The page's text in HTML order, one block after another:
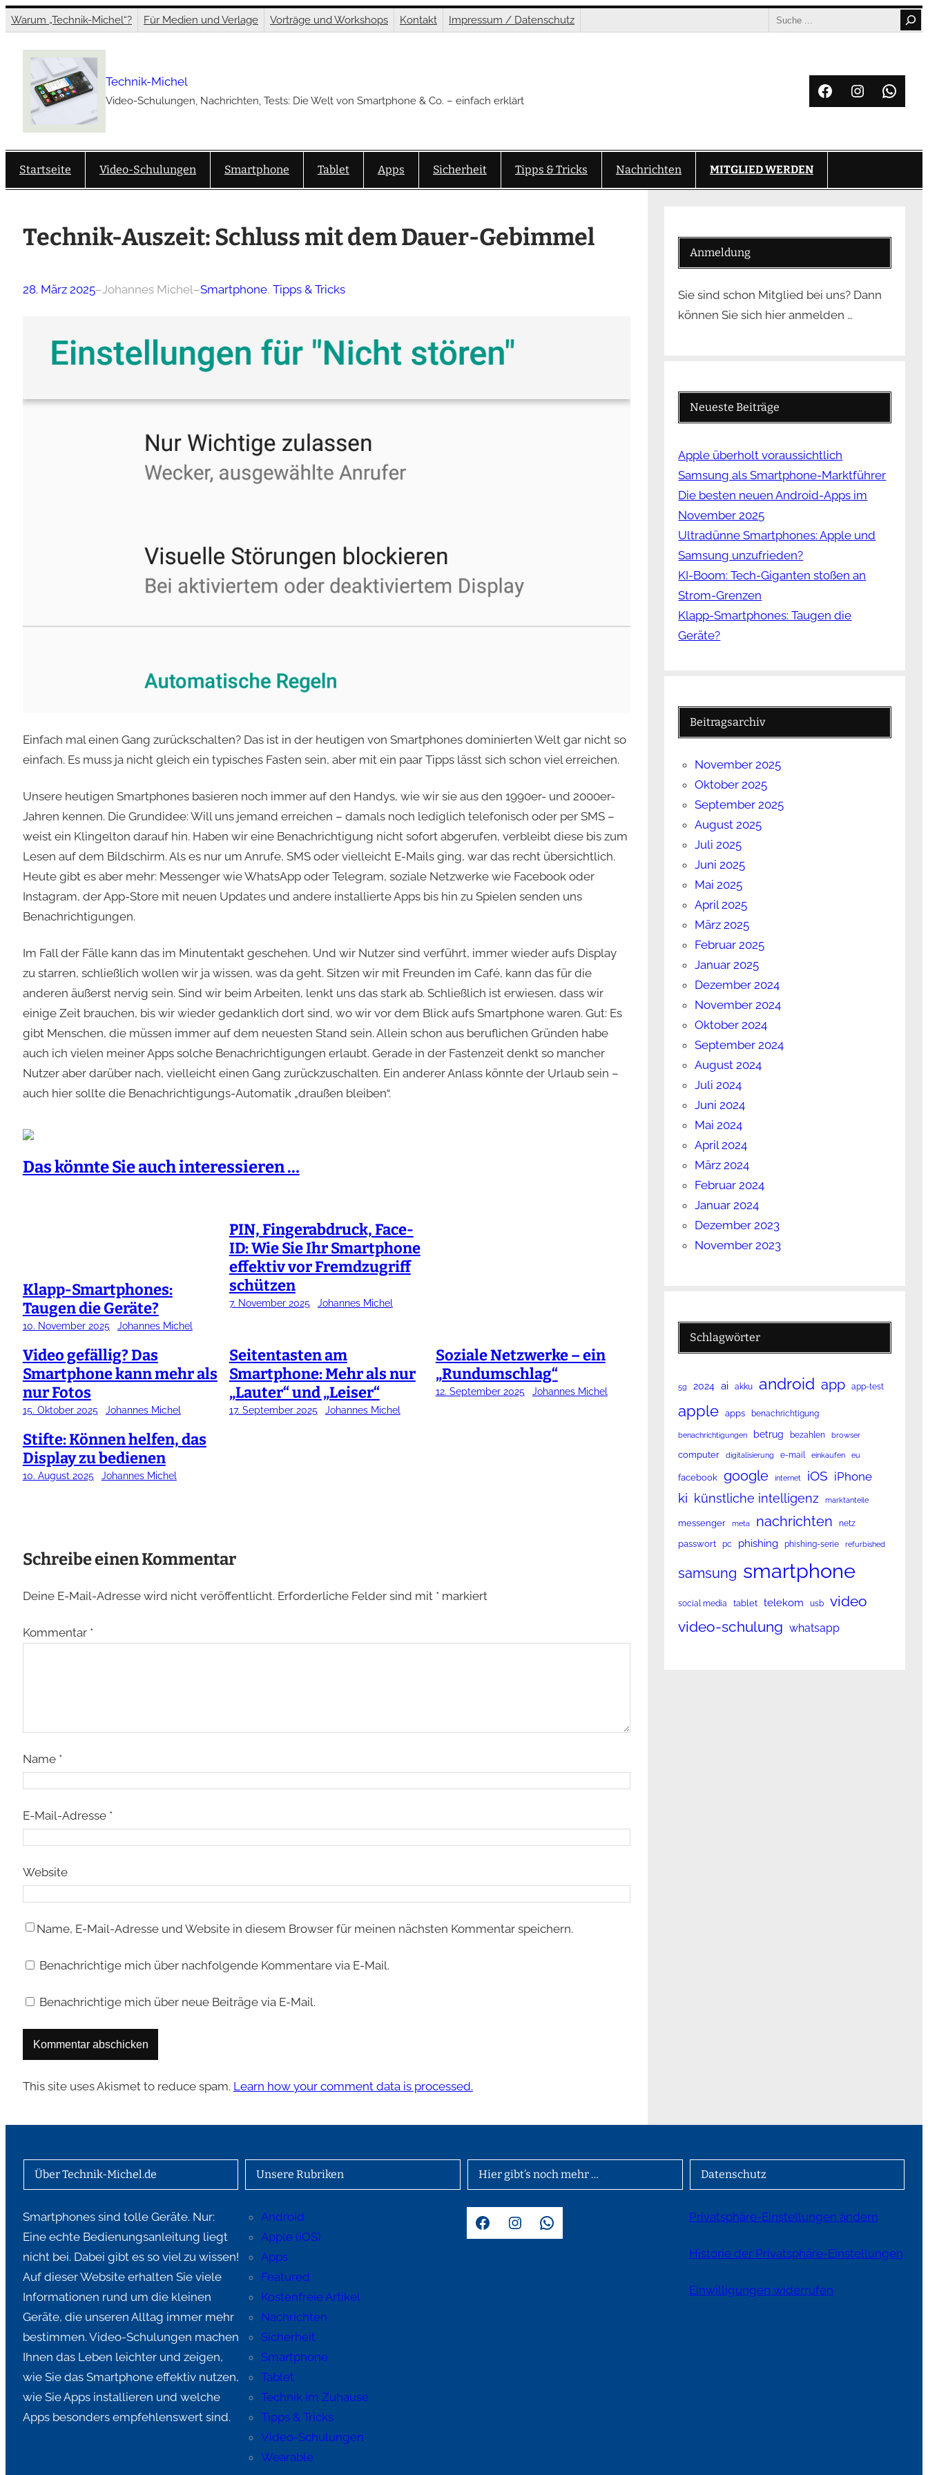
Zum
Inhalt
springen
Warum „Technik-Michel“? Für Medien und Verlage Vorträge und Workshops Kontakt Impressum / Datenschutz Search
Technik-Michel
Video-Schulungen, Nachrichten, Tests: Die Welt von Smartphone & Co. – einfach erklärt
Facebook
Instagram
Startseite Video-Schulungen Smartphone Tablet Apps Sicherheit Tipps & Tricks Nachrichten MITGLIED WERDEN
Technik-Auszeit: Schluss mit dem Dauer-Gebimmel
28. März 2025–Johannes Michel–Smartphone, Tipps & Tricks
Einfach mal einen Gang zurückschalten? Das ist in der heutigen von Smartphones dominierten Welt gar nicht so
einfach. Es muss ja nicht gleich ein typisches Fasten sein, aber mit ein paar Tipps lässt sich schon viel erreichen.
Unsere heutigen Smartphones basieren noch immer auf den Handys, wie wir sie aus den 1990er- und 2000er-
Jahren kennen. Die Grundidee: Will uns jemand erreichen – damals noch lediglich telefonisch oder per SMS –
weist ein Klingelton darauf hin. Haben wir eine Benachrichtigung nicht sofort abgerufen, verbleibt diese bis zum
Lesen auf dem Bildschirm. Als es nur um Anrufe, SMS oder vielleicht E-Mails ging, war das recht übersichtlich.
Heute gibt es aber mehr: Messenger wie WhatsApp oder Telegram, soziale Netzwerke wie Facebook oder
Instagram, der App-Store mit neuen Updates und andere installierte Apps bis hin zu Spielen senden uns
Benachrichtigungen.
Im Fall der Fälle kann das im Minutentakt geschehen. Und wir Nutzer sind verführt, immer wieder aufs Display
zu starren, schließlich wollen wir ja wissen, was da geht. Sitzen wir mit Freunden im Café, kann das für die
anderen äußerst nervig sein. Sind wir beim Arbeiten, lenkt uns das stark ab. Schließlich ist erwiesen, dass wir
einige Zeit brauchen, bis wir wieder gedanklich dort sind, wo wir vor dem Blick aufs Smartphone waren. Gut: Es
gibt Menschen, die müssen immer auf dem neuesten Stand sein. Allein schon aus beruflichen Gründen habe
auch ich vielen meiner Apps solche Benachrichtigungen erlaubt. Gerade in der Fastenzeit denkt so mancher
Nutzer aber darüber nach, vielleicht einen Gang zurückzuschalten. Ein anderer Anlass könnte der Urlaub sein –
auch hier sollte die Benachrichtigungs-Automatik „draußen bleiben“.
Das könnte Sie auch interessieren …
Klapp-Smartphones:
Taugen die Geräte?
10. November 2025 Johannes Michel
PIN, Fingerabdruck, Face-
ID: Wie Sie Ihr Smartphone
effektiv vor Fremdzugriff
schützen
7. November 2025 Johannes Michel
Video gefällig? Das
Smartphone kann mehr als
nur Fotos
15. Oktober 2025 Johannes Michel
Seitentasten am
Smartphone: Mehr als nur
„Lauter“ und „Leiser“
17. September 2025 Johannes Michel
Soziale Netzwerke – ein
„Rundumschlag“
12. September 2025 Johannes Michel
Stifte: Können helfen, das
Display zu bedienen
10. August 2025 Johannes Michel
Schreibe einen Kommentar
Deine E-Mail-Adresse wird nicht veröffentlicht. Erforderliche Felder sind mit *markiert
Kommentar *
Name *
E-Mail-Adresse *
Website
Name, E-Mail-Adresse und Website in diesem Browser für meinen nächsten Kommentar speichern.
Benachrichtige mich über nachfolgende Kommentare via E-Mail.
Benachrichtige mich über neue Beiträge via E-Mail.
This site uses Akismet to reduce spam. Learn how your comment data is processed.
Anmeldung
Sie sind schon Mitglied bei uns? Dann
können Sie sich hier anmelden …
Neueste Beiträge
Apple überholt voraussichtlich
Samsung als Smartphone-Marktführer
Die besten neuen Android-Apps im
November 2025
Ultradünne Smartphones: Apple und
Samsung unzufrieden?
KI-Boom: Tech-Giganten stoßen an
Strom-Grenzen
Klapp-Smartphones: Taugen die
Geräte?
Beitragsarchiv
November 2025
Oktober 2025
September 2025
August 2025
Juli 2025
Juni 2025
Mai 2025
April 2025
März 2025
Februar 2025
Januar 2025
Dezember 2024
November 2024
Oktober 2024
September 2024
August 2024
Juli 2024
Juni 2024
Mai 2024
April 2024
März 2024
Februar 2024
Januar 2024
Dezember 2023
November 2023
Schlagwörter
5g 2024 ai akku android app app-test
apple apps benachrichtigung
benachrichtigungen betrug bezahlen browser
computer digitalisierung e-mail einkaufen eu
facebook google internet iOS iPhone
ki künstliche intelligenz marktanteile
messenger meta nachrichten netz
passwort pc phishing phishing-serie refurbished
samsung smartphone
social media tablet telekom usb
video
video-schulung whatsapp
Über Technik-Michel.de
Smartphones sind tolle Geräte. Nur:
Eine echte Bedienungsanleitung liegt
nicht bei. Dabei gibt es so viel zu wissen!
Auf dieser Website erhalten Sie viele
Informationen rund um die kleinen
Geräte, die unseren Alltag immer mehr
bestimmen. Video-Schulungen machen
Ihnen das Leben leichter und zeigen,
wie Sie das Smartphone effektiv nutzen,
wie Sie Apps installieren und welche
Apps besonders empfehlenswert sind.
Unsere Rubriken
Android
Apple (iOS)
Apps
Featured
Kostenfreie Artikel
Nachrichten
Sicherheit
Smartphone
Tablet
Technik im Zuhause
Tipps & Tricks
Video-Schulungen
Wearable
Hier gibt’s noch mehr …
Facebook Instagram WhatsApp
Datenschutz
Privatsphäre-Einstellungen ändern
Historie der Privatsphäre-Einstellungen
Einwilligungen widerrufen